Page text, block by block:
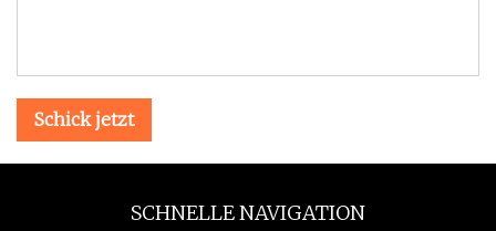
Schick jetzt
SCHNELLE NAVIGATION